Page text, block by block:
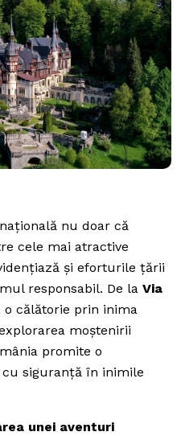
nu doar că
cele mai atractive
și eforturile țării
responsabil. De la Via
o călătorie prin inima
moștenirii
promite o
siguranță în inimile
unei aventuri